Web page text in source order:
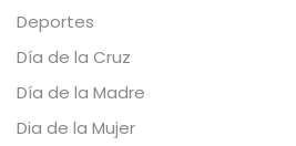
Deportes
Día de la Cruz
Día de la Madre
Dia de la Mujer